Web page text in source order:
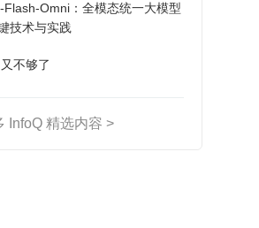
Flash-Omni：全模态统一大模型
技术与实践
不够了
InfoQ 精选内容 >